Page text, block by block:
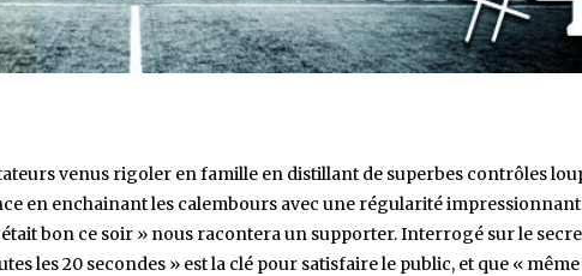
venus rigoler en famille en distillant de superbes contrôles
en enchainant les calembours avec une régularité
était bon ce soir » nous racontera un supporter. Interrogé sur le
les 20 secondes » est la clé pour satisfaire le public, et que « même